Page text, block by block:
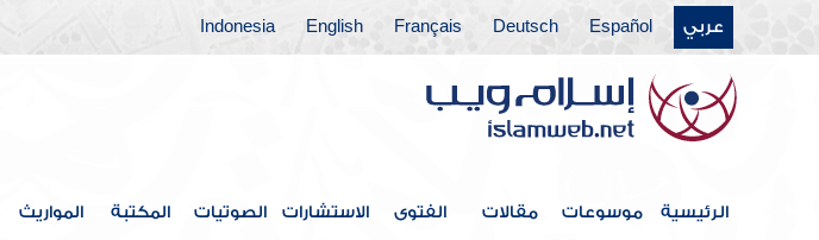
عربي Español
Deutsch
Français
English
Indonesia
الرئيسية موسوعات مقالات الفتوى الاستشارات الصوتيات المكتبة المواريث
ثم دخلت سنة ثنتين وستين
ثم دخلت سنة ثلاث وستين
ثم دخلت سنة أربع وستين
ثم دخلت سنة خمس وستين